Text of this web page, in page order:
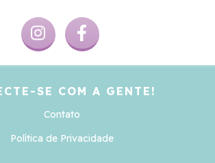
SE COM A GENTE!
Contato
Política de Privacidade